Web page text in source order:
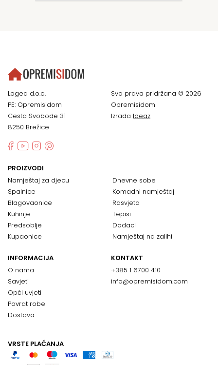
Lagea d.o.o.
PE: Opremisidom
Cesta Svobode 31
8250 Brežice
Sva prava pridržana © 2026
Opremisidom
Izrada Ideaz
PROIZVODI
Namještaj za djecu
Spalnice
Blagovaonice
Kuhinje
Predsoblje
Kupaonice
Dnevne sobe
Komadni namještaj
Rasvjeta
Tepisi
Dodaci
Namještaj na zalihi
INFORMACIJA
O nama
Savjeti
Opći uvjeti
Povrat robe
Dostava
KONTAKT
+385 1 6700 410
info@opremisidom.com
VRSTE PLAĆANJA